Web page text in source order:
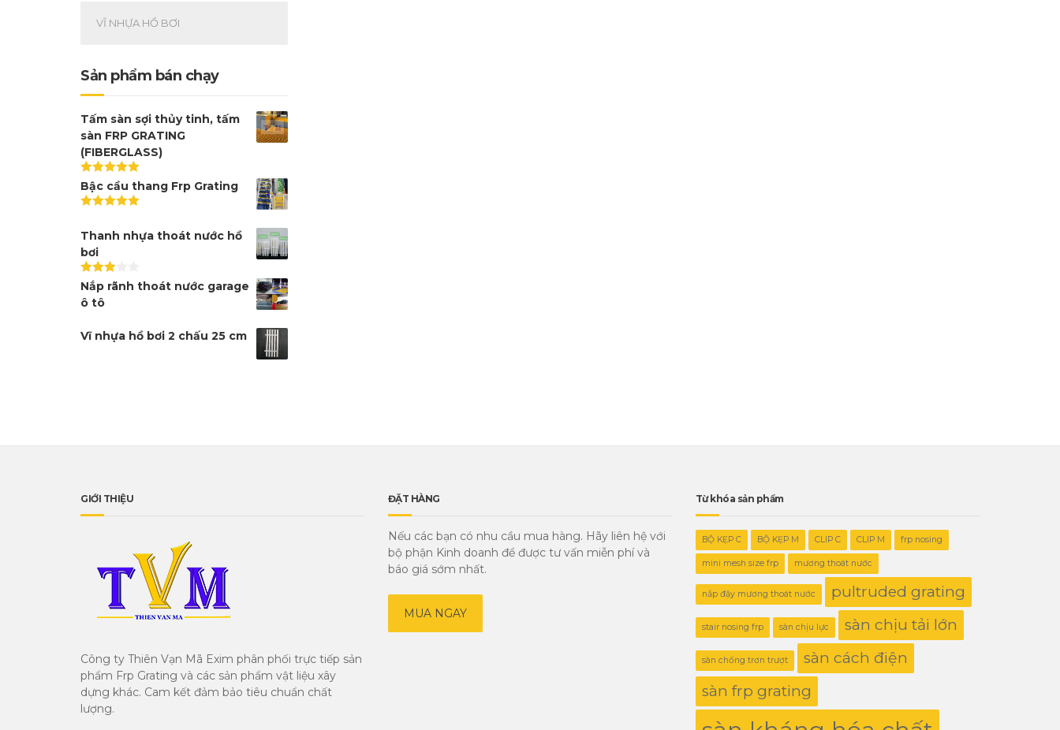
VĨ NHỰA HỒ BƠI
Sản phẩm bán chạy
Tấm sàn sợi thủy tinh, tấm
sàn FRP GRATING
(FIBERGLASS)
Được xếp
hạng
5.00
5
sao
Bậc cầu thang Frp Grating
sao
Thanh nhựa thoát nước hồ
bơi
Được
hạng
Nắp rãnh thoát nước garage
ô tô
Vĩ nhựa hồ bơi 2 chấu 25 cm
GIỚI THIỆU
Công ty Thiên Vạn Mã Exim phân phối trực tiếp sản
phẩm Frp Grating và các sản phẩm vật liệu xây
dựng khác. Cam kết đảm bảo tiêu chuẩn chất
lượng.
ĐẶT HÀNG
Nếu các bạn có nhu cầu mua hàng. Hãy liên hệ với
bộ phận Kinh doanh để được tư vấn miễn phí và
báo giá sớm nhất.
MUA NGAY
Từ khóa sản phẩm
BỘ KẸP C BỘ KẸP M CLIP C CLIP M frp nosing
mini mesh size frp mương thoát nước
nắp đậy mương thoát nước pultruded grating
stair nosing frp sàn chịu lực sàn chịu tải lớn
sàn chống trơn trượt
sàn cách điện
sàn frp grating